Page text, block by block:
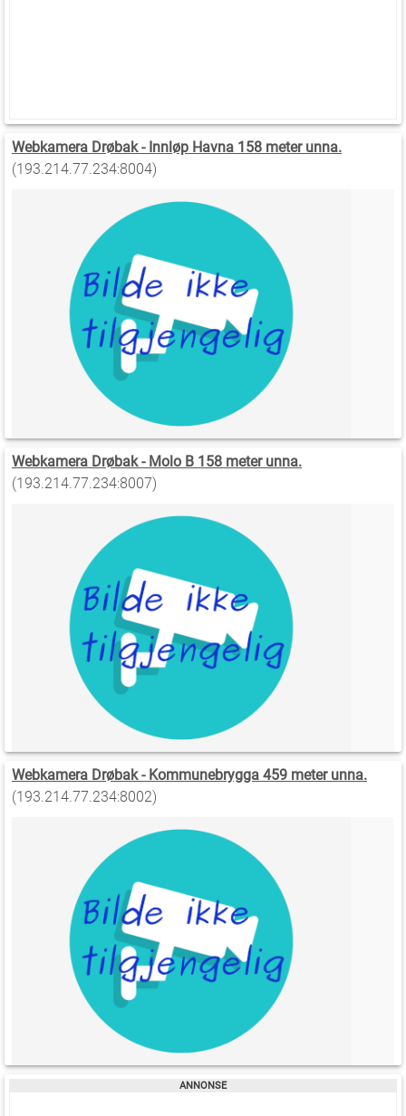
Webkamera Drøbak - Innløp Havna 158 meter unna.
(193.214.77.234:8004)
Webkamera Drøbak - Molo B 158 meter unna.
(193.214.77.234:8007)
Webkamera Drøbak - Kommunebrygga 459 meter unna.
(193.214.77.234:8002)